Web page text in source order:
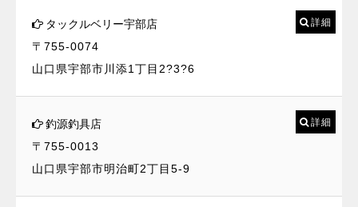
タックルベリー宇部店
〒755-0074
山口県宇部市川添1丁目2?3?6
詳細
釣源釣具店
〒755-0013
山口県宇部市明治町2丁目5-9
詳細